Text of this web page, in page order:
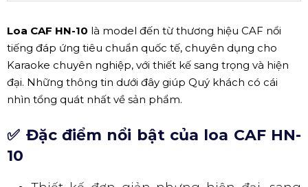
Loa CAF HN-10 là model đến từ thương hiệu CAF nổi
tiếng đáp ứng tiêu chuẩn quốc tế, chuyên dụng cho
Karaoke chuyên nghiệp, với thiết kế sang trọng và hiện
đại. Những thông tin dưới đây giúp Quý khách có cái
nhìn tổng quát nhất về sản phẩm.
✅ Đặc điểm nổi bật của loa CAF HN-
10